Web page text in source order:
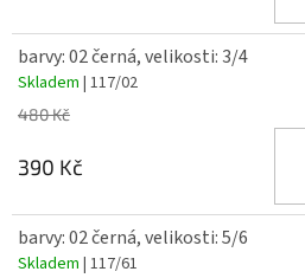
barvy: 02 černá, velikosti: 3/4
Skladem | 117/02
480 Kč
390 Kč
barvy: 02 černá, velikosti: 5/6
Skladem | 117/61